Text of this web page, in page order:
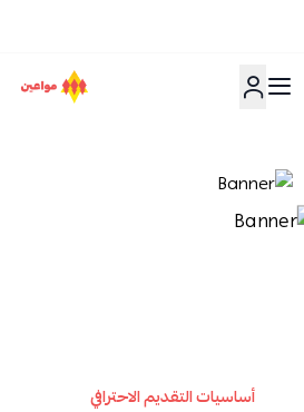
مواعين
أساسيات التقديم الاحترافي